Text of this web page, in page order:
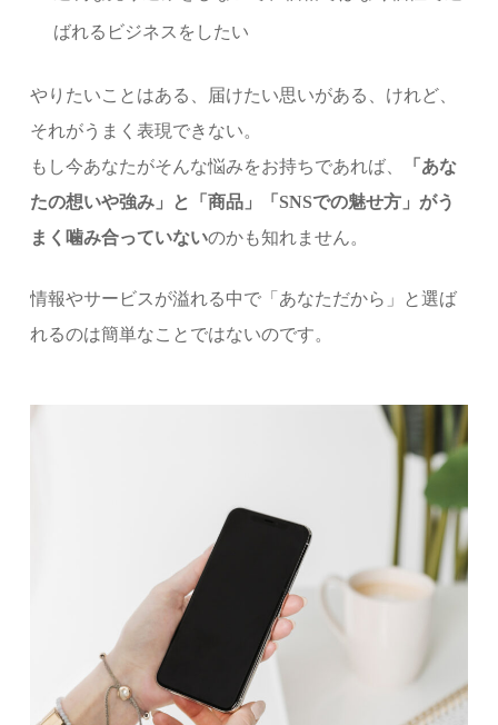
ばれるビジネスをしたい
やりたいことはある、届けたい思いがある、けれど、
それがうまく表現できない。
もし今あなたがそんな悩みをお持ちであれば、
「あな
たの想いや強み」と「商品」「SNSでの魅せ方」がう
まく噛み合っていないのかも知れません。
情報やサービスが溢れる中で「あなただから」と選ば
れるのは簡単なことではないのです。